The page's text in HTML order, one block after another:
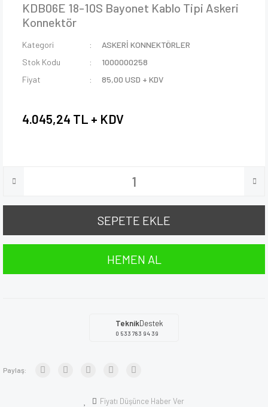
KDB06E 18-10S Bayonet Kablo Tipi Askeri
Konnektör
Kategori
ASKERİ KONNEKTÖRLER
Stok Kodu
1000000258
Fiyat
85,00 USD + KDV
4.045,24 TL + KDV
SEPETE EKLE
HEMEN AL
TeknikDestek
0 533 783 94 39
Paylaş:
Fiyatı Düşünce Haber Ver